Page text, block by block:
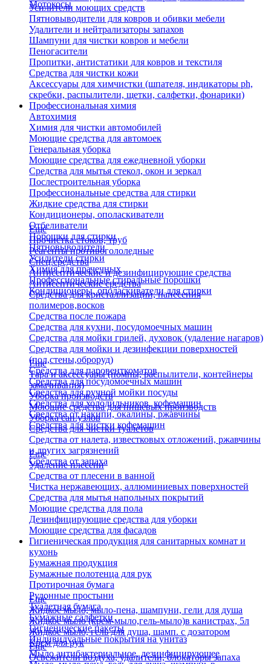
Мотокосы
Усилители моющих средств
Пятновыводители для ковров и обивки мебели
Удалители и нейтрализаторы запахов
Шампуни для чистки ковров и мебели
Пеногасители
Пропитки, антистатики для ковров и текстиля
Средства для чистки кожи
Аксессуары для химчистки (шпателя, индикаторы ph,
скребки, распылители, щетки, салфетки, фонарики)
Профессиональная химия
Автохимия
Химия для чистки автомобилей
Моющие средства для автомоек
Генеральная уборка
Моющие средства для ежедневной уборки
Средства для мытья стекол, окон и зеркал
Послестроительная уборка
Профессиональные средства для стирки
Жидкие средства для стирки
Кондиционеры, ополаскиватели
Отбеливатели
Порошки для стирки
Пятновыводители
Усилители стирки
Химия для прачечных
Профессиональные стиральные порошки
Кондиционеры, ополаскиватели для стирки
Еще
Прочистка стоков, труб
Реагенты противогололедные
Спец.средства
Антисептические и дезинфицирующие средства
Антисептические средства
Средства для кристаллизации, нанесения
полимеров,восков
Средства после пожара
Средства для кухни, посудомоечных машин
Средства для мойки грилей, духовок (удаление нагаров)
Средства для мойки и дезинфекции поверхностей
(пол,стены,оброруд)
Средства для паровенткоматов
Средства для посудомоечных машин
Средства для ручной мойки посуды
Средства для холодильников, кофемашин
Средства от накипи, окалины, ржавчины
Средства для чистки кофемашин
Еще
Тара и аксессуары (помпы, распылители, контейнеры
замачивания)
Уборка производств
Моющие средства для пищевых производств
Уборка сан.узлов
Средства для чистки туалетов
Средства от налета, известковых отложений, ржавчины
и других загрязнений
Средства от запаха
Еще
Удаление плесени
Средства от плесени в ванной
Чистка нержавеющих, аллюминиевых поверхностей
Средства для мытья напольных покрытий
Моющие средства для пола
Дезинфицирующие средства для уборки
Моющие средства для фасадов
Гигиеническая продукция для санитарных комнат и
кухонь
Бумажная продукция
Бумажные полотенца для рук
Протирочная бумага
Рулонные простыни
Туалетная бумага
Бумажные салфетки
Гигиенические пакеты
Индивидуальные покрытия на унитаз
Еще
Жидкое мыло, мыло-пена, шампуни, гели для душа
Жидкое мыло (крем-мыло,гель-мыло)в канистрах, 5л
Жидкое мыло, гель для душа, шамп. с дозатором
Крем для рук
Мыло антибактериальное, дезинфицирующее
Еще
Освежители воздуха, удалители, блокаторы запаха